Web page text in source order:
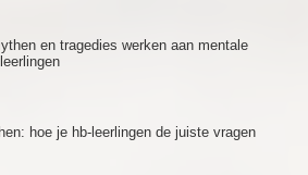
en tragedies werken aan mentale
hoe je hb-leerlingen de juiste vragen